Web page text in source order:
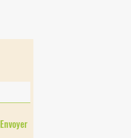
Envoyer